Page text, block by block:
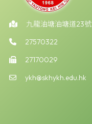
九龍油塘油塘道23號
27570322
27170029
ykh@skhykh.edu.hk